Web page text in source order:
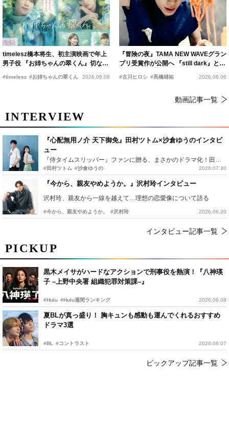
PICKUP
黒木メイサがハードなアクションで刑事役を熱演！『八神瑛
子 –上野中央署 組織犯罪対策課–』
#Hulu #Hulu週間ランキング 2026.08.08
夏BLが真っ盛り！ 胸キュンも感動も運んでくれるおすすめ
ドラマ3選
#BL #コントラスト 2026.08.07
ピックアップ記事一覧
timelesz橋本将生、初主演映画で年上
男子役 『お姉ちゃんの翠くん』切ない
恋の幕開けを予感
#timelesz #お姉ちゃんの翠くん 2026.08.08
『冒険の夜』TAMA NEW WAVEグラン
プリ受賞作が公開へ 『still dark』と同
時上映決定
#古川ヒロシ #髙橋雄祐 2026.08.06
動画記事一覧
INTERVIEW
『心配無用ノ介 天下御免』田村ツトム×沙倉ゆうのインタビ
ュー
#田村ツトム #沙倉ゆうの 2026.07.30
『今から、親友やめようか。』沢村玲インタビュー
沢村玲、親友から一線を越えて…理想の恋愛像について語る
#今から、親友やめようか。 #沢村玲 2026.06.20
インタビュー記事一覧